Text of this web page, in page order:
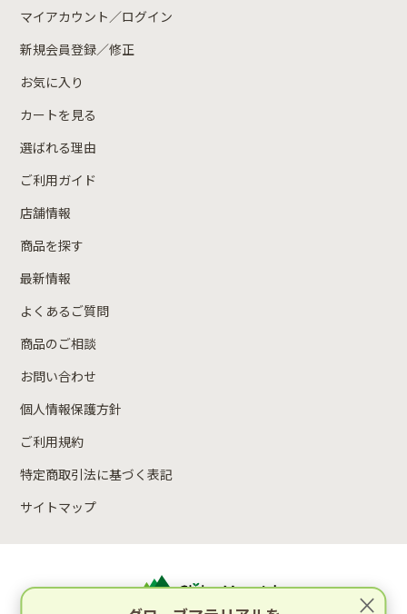
マイアカウント／ログイン
新規会員登録／修正
お気に入り
カートを見る
選ばれる理由
ご利用ガイド
店舗情報
商品を探す
最新情報
よくあるご質問
商品のご相談
お問い合わせ
個人情報保護方針
ご利用規約
特定商取引法に基づく表記
サイトマップ
×